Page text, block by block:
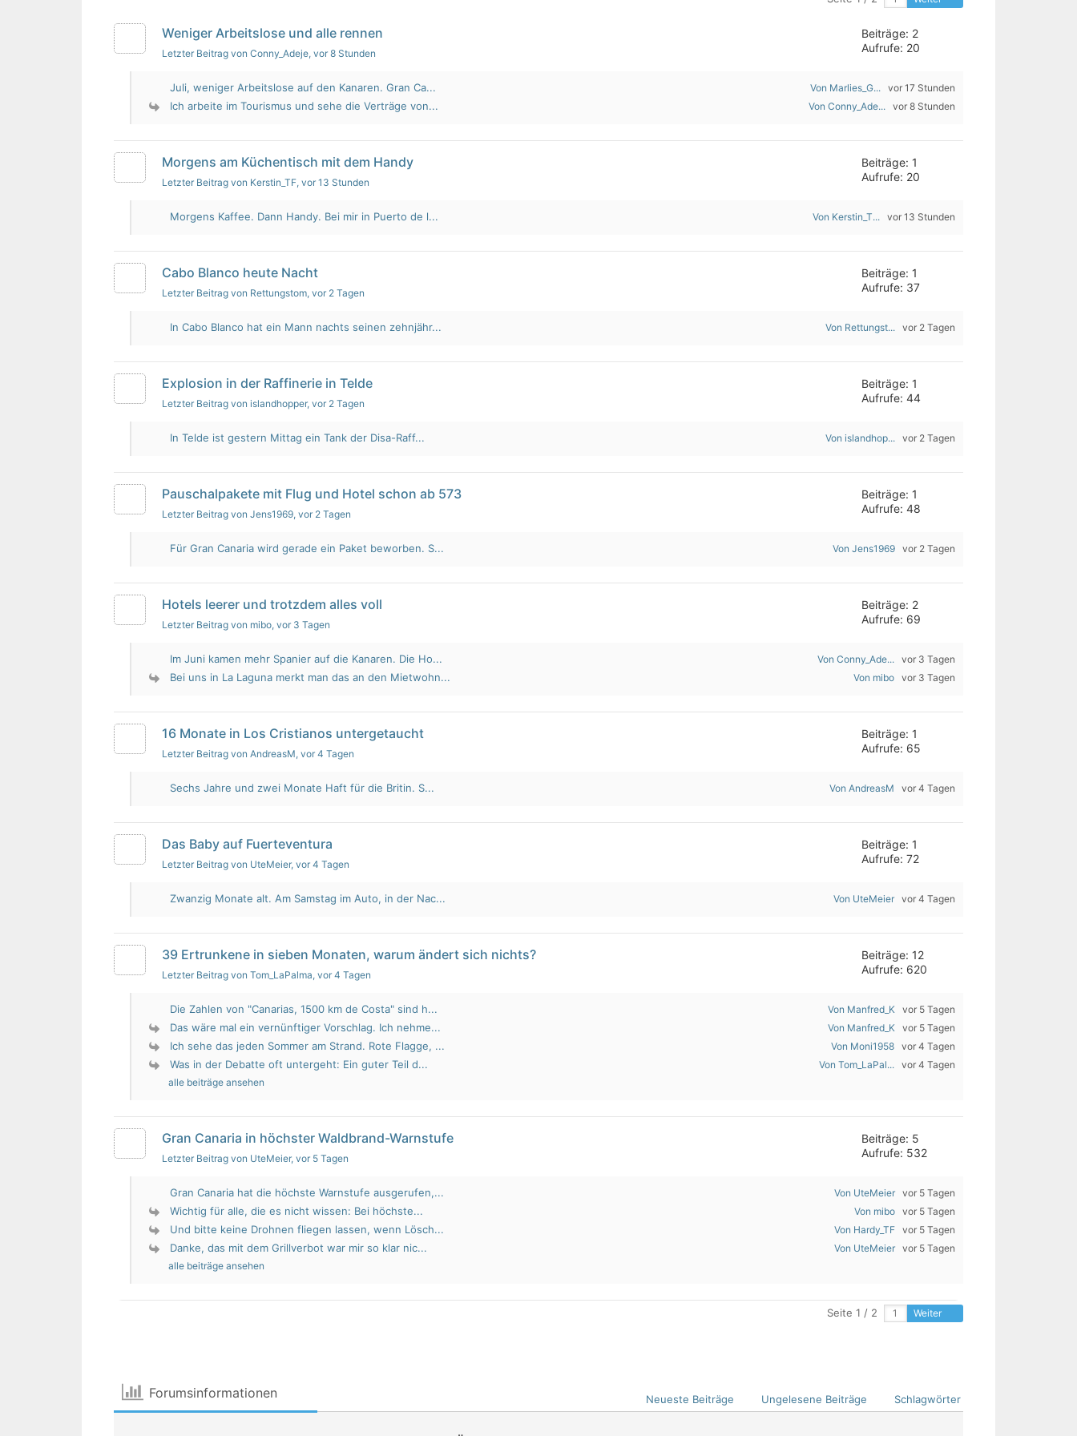
Weniger Arbeitslose und alle rennen
Letzter Beitrag von Conny_Adeje, vor 8 Stunden
Beiträge: 2
Aufrufe: 20
Juli, weniger Arbeitslose auf den Kanaren. Gran Ca... Von Marlies_G... vor 17 Stunden
Ich arbeite im Tourismus und sehe die Verträge von... Von Conny_Ade... vor 8 Stunden
Morgens am Küchentisch mit dem Handy
Letzter Beitrag von Kerstin_TF, vor 13 Stunden
Beiträge: 1
Aufrufe: 20
Morgens Kaffee. Dann Handy. Bei mir in Puerto de l... Von Kerstin_T... vor 13 Stunden
Cabo Blanco heute Nacht
Letzter Beitrag von Rettungstom, vor 2 Tagen
Beiträge: 1
Aufrufe: 37
In Cabo Blanco hat ein Mann nachts seinen zehnjähr... Von Rettungst... vor 2 Tagen
Explosion in der Raffinerie in Telde
Letzter Beitrag von islandhopper, vor 2 Tagen
Beiträge: 1
Aufrufe: 44
In Telde ist gestern Mittag ein Tank der Disa-Raff... Von islandhop... vor 2 Tagen
Pauschalpakete mit Flug und Hotel schon ab 573
Letzter Beitrag von Jens1969, vor 2 Tagen
Beiträge: 1
Aufrufe: 48
Für Gran Canaria wird gerade ein Paket beworben. S... Von Jens1969 vor 2 Tagen
Hotels leerer und trotzdem alles voll
Letzter Beitrag von mibo, vor 3 Tagen
Beiträge: 2
Aufrufe: 69
Im Juni kamen mehr Spanier auf die Kanaren. Die Ho... Von Conny_Ade... vor 3 Tagen
Bei uns in La Laguna merkt man das an den Mietwohn... Von mibo vor 3 Tagen
16 Monate in Los Cristianos untergetaucht
Letzter Beitrag von AndreasM, vor 4 Tagen
Beiträge: 1
Aufrufe: 65
Sechs Jahre und zwei Monate Haft für die Britin. S... Von AndreasM vor 4 Tagen
Das Baby auf Fuerteventura
Letzter Beitrag von UteMeier, vor 4 Tagen
Beiträge: 1
Aufrufe: 72
Zwanzig Monate alt. Am Samstag im Auto, in der Nac... Von UteMeier vor 4 Tagen
39 Ertrunkene in sieben Monaten, warum ändert sich nichts?
Letzter Beitrag von Tom_LaPalma, vor 4 Tagen
Beiträge: 12
Aufrufe: 620
Die Zahlen von "Canarias, 1500 km de Costa" sind h... Von Manfred_K vor 5 Tagen
Das wäre mal ein vernünftiger Vorschlag. Ich nehme... Von Manfred_K vor 5 Tagen
Ich sehe das jeden Sommer am Strand. Rote Flagge, ... Von Moni1958 vor 4 Tagen
Was in der Debatte oft untergeht: Ein guter Teil d... Von Tom_LaPal... vor 4 Tagen
alle beiträge ansehen
Gran Canaria in höchster Waldbrand-Warnstufe
Letzter Beitrag von UteMeier, vor 5 Tagen
Beiträge: 5
Aufrufe: 532
Gran Canaria hat die höchste Warnstufe ausgerufen,... Von UteMeier vor 5 Tagen
Wichtig für alle, die es nicht wissen: Bei höchste... Von mibo vor 5 Tagen
Und bitte keine Drohnen fliegen lassen, wenn Lösch... Von Hardy_TF vor 5 Tagen
Danke, das mit dem Grillverbot war mir so klar nic... Von UteMeier vor 5 Tagen
alle beiträge ansehen
Seite 1 / 2 Weiter
Forumsinformationen Neueste Beiträge Ungelesene Beiträge Schlagwörter